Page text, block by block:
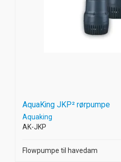
AquaKing JKP² rørpumpe
Aquaking
AK-JKP
Flowpumpe til havedam